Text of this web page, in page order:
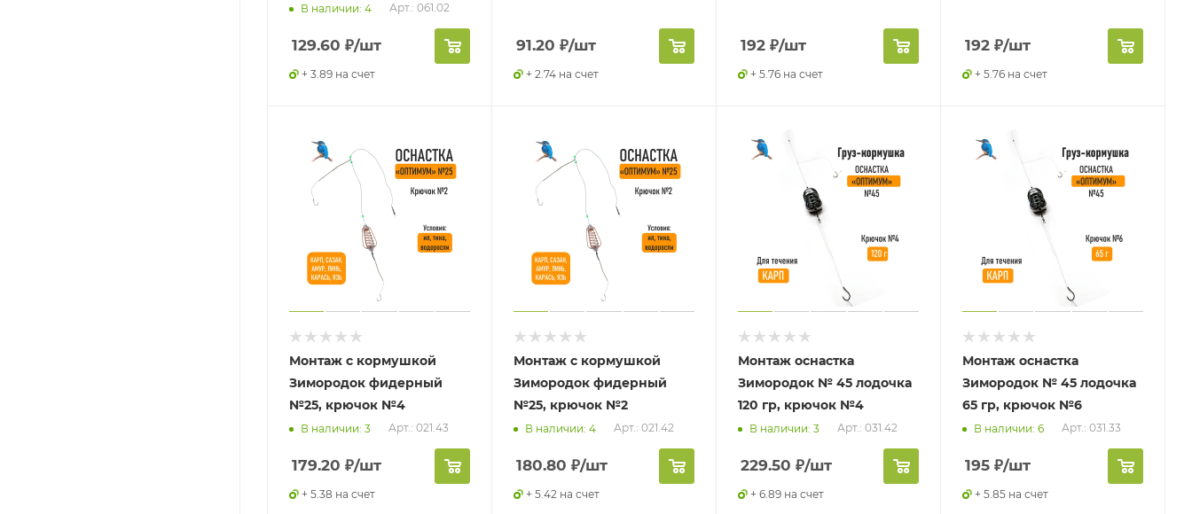
В наличии: 4 Арт.: 061.02
129.60 ₽/шт
+ 3.89 на счет
91.20 ₽/шт
+ 2.74 на счет
192 ₽/шт
+ 5.76 на счет
192 ₽/шт
+ 5.76 на счет
Монтаж с кормушкой
Зимородок фидерный
№25, крючок №4
В наличии: 3 Арт.: 021.43
179.20 ₽/шт
+ 5.38 на счет
Монтаж с кормушкой
Зимородок фидерный
№25, крючок №2
В наличии: 4 Арт.: 021.42
180.80 ₽/шт
+ 5.42 на счет
Монтаж оснастка
Зимородок № 45 лодочка
120 гр, крючок №4
В наличии: 3 Арт.: 031.42
229.50 ₽/шт
+ 6.89 на счет
Монтаж оснастка
Зимородок № 45 лодочка
65 гр, крючок №6
В наличии: 6 Арт.: 031.33
195 ₽/шт
+ 5.85 на счет